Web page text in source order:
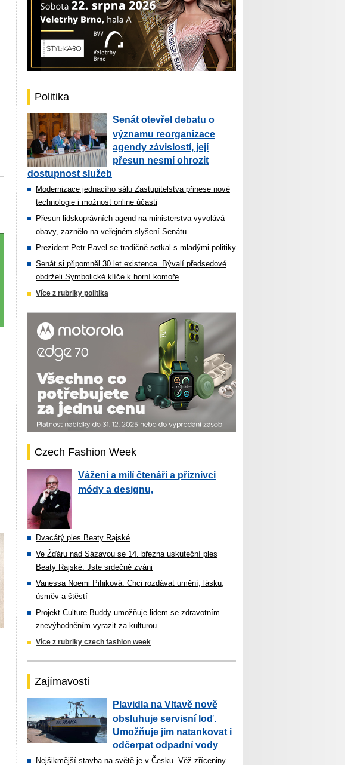
Politika
Senát otevřel debatu o
významu reorganizace
agendy závislostí, její
přesun nesmí ohrozit
dostupnost služeb
Modernizace jednacího sálu Zastupitelstva přinese nové
technologie i možnost online účasti
Přesun lidskoprávních agend na ministerstva vyvolává
obavy, zaznělo na veřejném slyšení Senátu
Prezident Petr Pavel se tradičně setkal s mladými politiky
Senát si připomněl 30 let existence. Bývalí předsedové
obdrželi Symbolické klíče k horní komoře
Více z rubriky politika
Czech Fashion Week
Vážení a milí čtenáři a příznivci
módy a designu,
Dvacátý ples Beaty Rajské
Ve Žďáru nad Sázavou se 14. března uskuteční ples
Beaty Rajské. Jste srdečně zváni
Vanessa Noemi Pihiková: Chci rozdávat umění, lásku,
úsměv a štěstí
Projekt Culture Buddy umožňuje lidem se zdravotním
znevýhodněním vyrazit za kulturou
Více z rubriky czech fashion week
Zajímavosti
Plavidla na Vltavě nově
obsluhuje servisní loď.
Umožňuje jim natankovat i
odčerpat odpadní vody
Nejšikmější stavba na světě je v Česku. Věž zříceniny